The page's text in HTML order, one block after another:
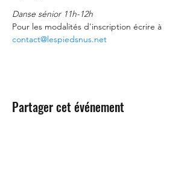
Danse sénior 11h-12h
Pour les modalités d'inscription écrire à
contact@lespiedsnus.net
Partager cet événement